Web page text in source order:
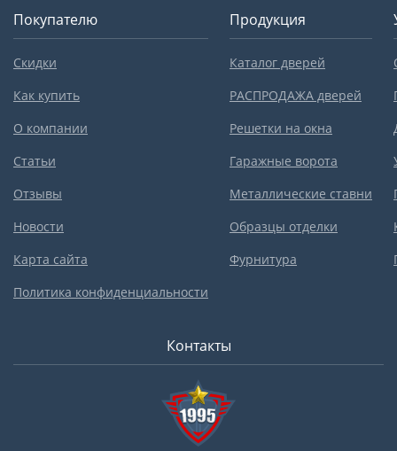
Покупателю
Скидки
Как купить
О компании
Статьи
Отзывы
Новости
Карта сайта
Политика конфиденциальности
Продукция
Каталог дверей
РАСПРОДАЖА дверей
Решетки на окна
Гаражные ворота
Металлические ставни
Образцы отделки
Фурнитура
Контакты